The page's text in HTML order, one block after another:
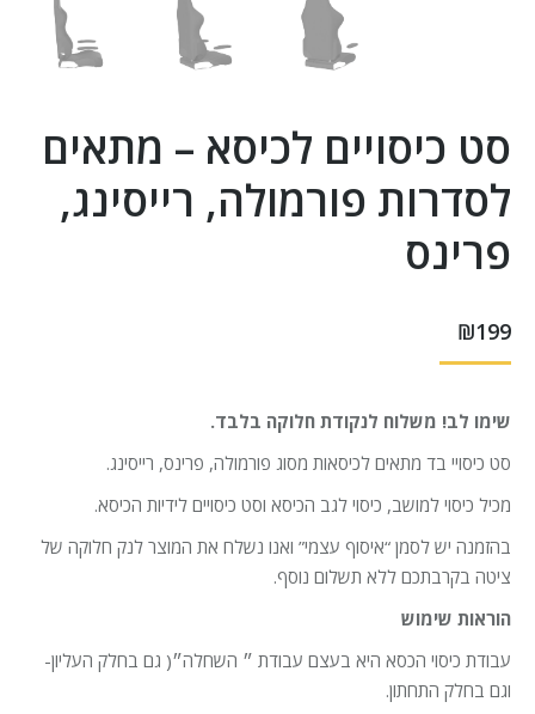
סט כיסויים לכיסא – מתאים
לסדרות פורמולה, רייסינג,
פרינס
₪199
שימו לב! משלוח לנקודת חלוקה בלבד.
סט כיסויי בד מתאים לכיסאות מסוג פורמולה, פרינס, רייסינג.
מכיל כיסוי למושב, כיסוי לגב הכיסא וסט כיסויים לידיות הכיסא.
בהזמנה יש לסמן “איסוף עצמי” ואנו נשלח את המוצר לנק חלוקה של
ציטה בקרבתכם ללא תשלום נוסף.
הוראות שימוש
עבודת כיסוי הכסא היא בעצם עבודת ״ השחלה״( גם בחלק העליון-
וגם בחלק התחתון.